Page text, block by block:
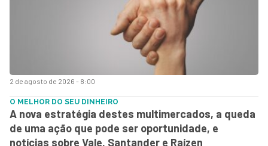
2 de agosto de 2026 - 8:00
O MELHOR DO SEU DINHEIRO
A nova estratégia destes multimercados, a queda
de uma ação que pode ser oportunidade, e
notícias sobre Vale, Santander e Raízen